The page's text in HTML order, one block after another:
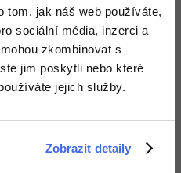
tom, jak náš web používáte,
sociální média, inzerci a
zkombinovat s
jim poskytli nebo které
jejich služby.
Zobrazit detaily
dle způsobu pořízení.
IT.
získat vysněnou a
.